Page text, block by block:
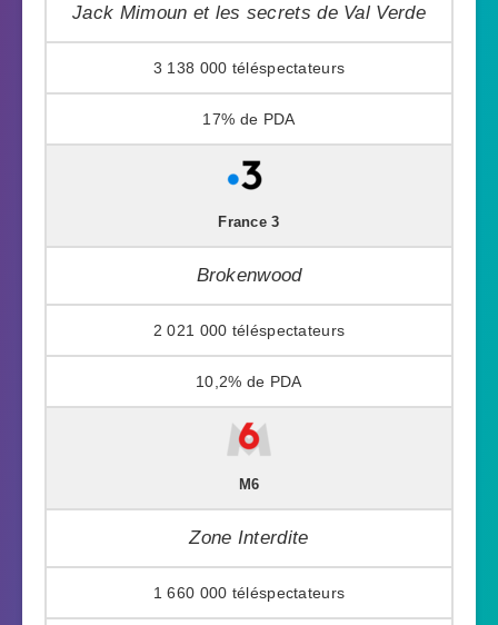
Jack Mimoun et les secrets de Val Verde
3 138 000
17%
France 3
Brokenwood
2 021 000
10,2%
M6
Zone Interdite
1 660 000